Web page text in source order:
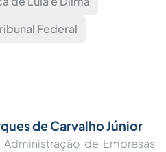
Federal
de Carvalho Júnior
de Empresas